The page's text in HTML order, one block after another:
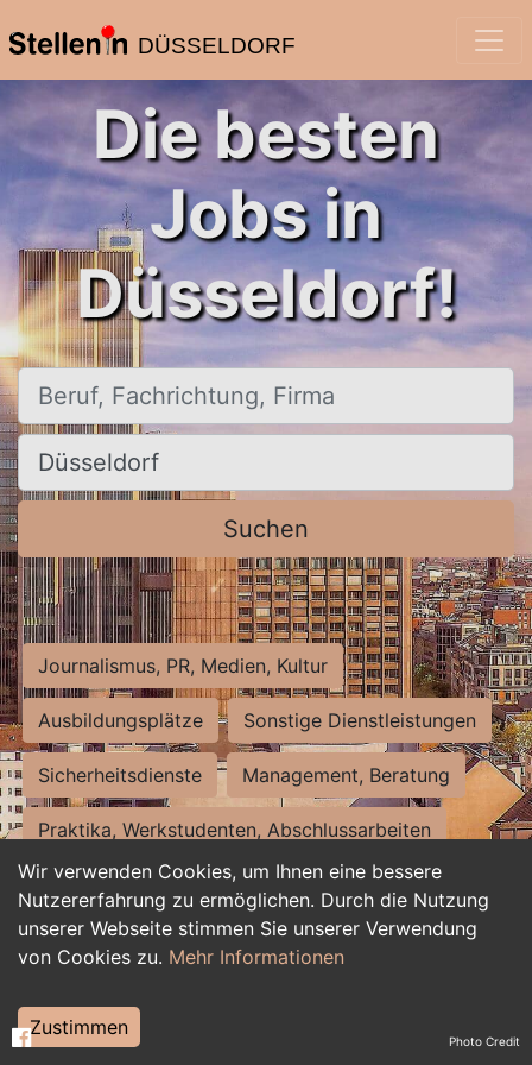
DÜSSELDORF
Wir verwenden Cookies, um Ihnen eine bessere
Nutzererfahrung zu ermöglichen. Durch die Nutzung
unserer Webseite stimmen Sie unserer Verwendung
von Cookies zu. Mehr Informationen
Zustimmen
Die besten
Jobs in
Düsseldorf!
Beruf, Fachrichtung, Firma
Ort, Stadt
Suchen
Journalismus, PR, Medien, Kultur
Ausbildungsplätze Sonstige Dienstleistungen
Sicherheitsdienste Management, Beratung
Praktika, Werkstudenten, Abschlussarbeiten
Personalwesen Assistenz, Sekretariat
Hilfskräfte, Aushilfs- und Nebenjobs
Weiterbildung, Studium, duale Ausbildung Photo Credit